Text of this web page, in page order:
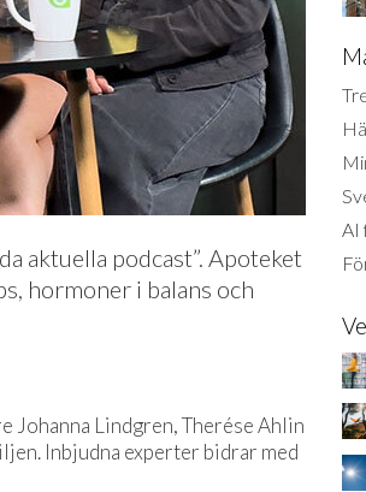
aktuella podcast”. Apoteket
hormoner i balans och
Johanna Lindgren, Therése Ahlin
Inbjudna experter bidrar med
AI